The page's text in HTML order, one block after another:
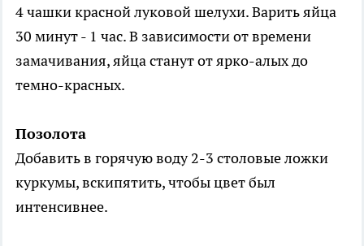
4 чашки красной луковой шелухи. Варить яйца
30 минут - 1 час. В зависимости от времени
замачивания, яйца станут от ярко-алых до
темно-красных.
Позолота
Добавить в горячую воду 2-3 столовые ложки
куркумы, вскипятить, чтобы цвет был
интенсивнее.